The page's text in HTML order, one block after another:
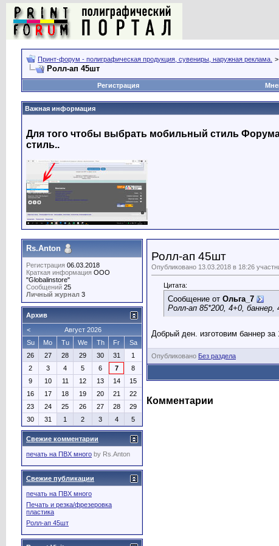
Принт-форум - полиграфическая продукция, сувениры, наружная реклама. >
Ролл-ап 45шт
Регистрация
Важная информация
Для того чтобы выбрать мобильный стиль
стиль..
Ролл-ап 45шт
Опубликовано 13.03.2018 в 18:26
Цитата:
Сообщение от Ольга_7
Ролл-ап 85*200, 4+0,
Добрый ден. изготовим баннер за
Опубликовано Без раздела
Комментарии
Rs.Anton
Регистрация 06.03.2018
Краткая информация OOO
"Globalinstore"
Сообщений 25
Личный журнал 3
Архив
<
Август 2026
Su
Mo Tu We Th Fr
Sa
26
27 28 29 30 31
1
2
3 4 5 6 7
8
9
10 11 12 13 14
15
16
17 18 19 20 21
22
23
24 25 26 27 28
29
30
31 1 2 3 4 5
Свежие комментарии
печать на ПВХ много by Rs.Anton
Свежие публикации
печать на ПВХ много
Печать и резка/фрезеровка
пластика
Ролл-ап 45шт